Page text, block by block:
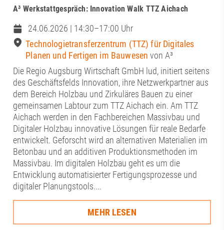
A³ Werkstattgespräch: Innovation Walk TTZ Aichach
24.06.2026 | 14:30–17:00 Uhr
Technologietransferzentrum (TTZ) für Digitales
Planen und Fertigen im Bauwesen von A³
Die Regio Augsburg Wirtschaft GmbH lud, initiert seitens
des Geschäftsfelds Innovation, ihre Netzwerkpartner aus
dem Bereich Holzbau und Zirkuläres Bauen zu einer
gemeinsamen Labtour zum TTZ Aichach ein. Am TTZ
Aichach werden in den Fachbereichen Massivbau und
Digitaler Holzbau innovative Lösungen für reale Bedarfe
entwickelt. Geforscht wird an alternativen Materialien im
Betonbau und an additiven Produktionsmethoden im
Massivbau. Im digitalen Holzbau geht es um die
Entwicklung automatisierter Fertigungsprozesse und
digitaler Planungstools....
MEHR LESEN